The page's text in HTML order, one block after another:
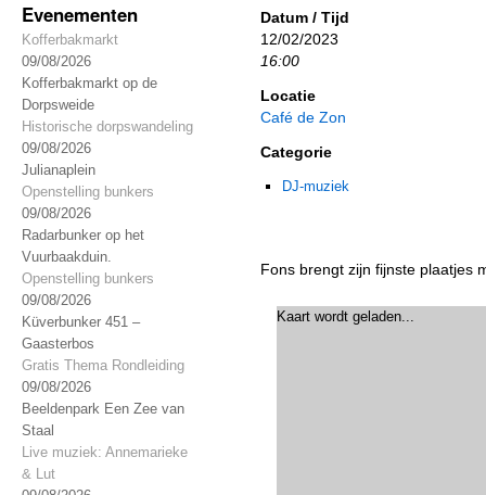
Evenementen
Kofferbakmarkt
09/08/2026
Kofferbakmarkt op de
Dorpsweide
Historische dorpswandeling
09/08/2026
Julianaplein
Openstelling bunkers
09/08/2026
Radarbunker op het
Vuurbaakduin.
Openstelling bunkers
09/08/2026
Küverbunker 451 –
Gaasterbos
Gratis Thema Rondleiding
09/08/2026
Beeldenpark Een Zee van
Staal
Live muziek: Annemarieke
& Lut
Datum / Tijd
12/02/2023
16:00
Locatie
Café de Zon
Categorie
DJ-muziek
Fons brengt zijn fijnste plaatjes
Kaart wordt geladen...